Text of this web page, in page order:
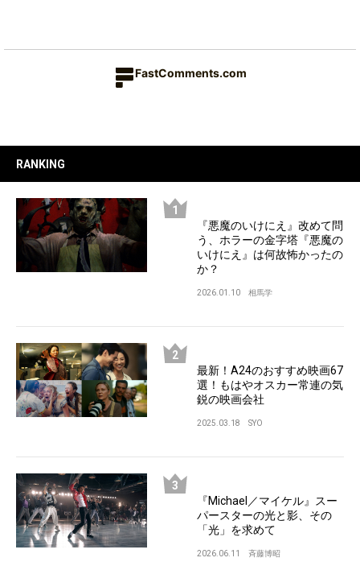
FastComments.com
RANKING
『悪魔のいけにえ』改めて問
う、ホラーの金字塔『悪魔の
いけにえ』は何故怖かったの
か？
2026.01.10 相馬学
最新！A24のおすすめ映画67
選！もはやオスカー常連の気
鋭の映画会社
2025.03.18 SYO
『Michael／マイケル』スー
パースターの光と影、その
「光」を求めて
2026.06.11 斉藤博昭